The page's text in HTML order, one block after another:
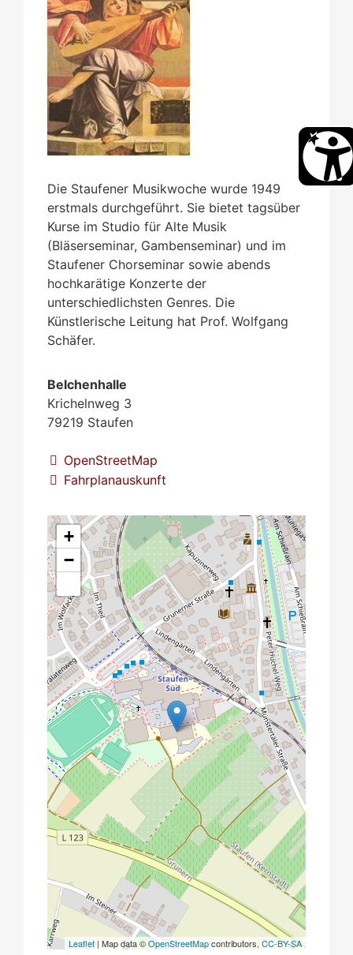
Die Staufener Musikwoche wurde 1949
erstmals durchgeführt. Sie bietet tagsüber
Kurse im Studio für Alte Musik
(Bläserseminar, Gambenseminar) und im
Staufener Chorseminar sowie abends
hochkarätige Konzerte der
unterschiedlichsten Genres. Die
Künstlerische Leitung hat Prof. Wolfgang
Schäfer.
Belchenhalle
Krichelnweg 3
79219 Staufen
OpenStreetMap
Fahrplanauskunft
+
−
Leaflet | Map data ©OpenStreetMapcontributors, CC-BY-SA